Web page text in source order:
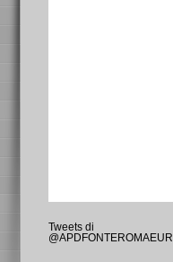
Tweets di
@APDFONTEROMAEUR